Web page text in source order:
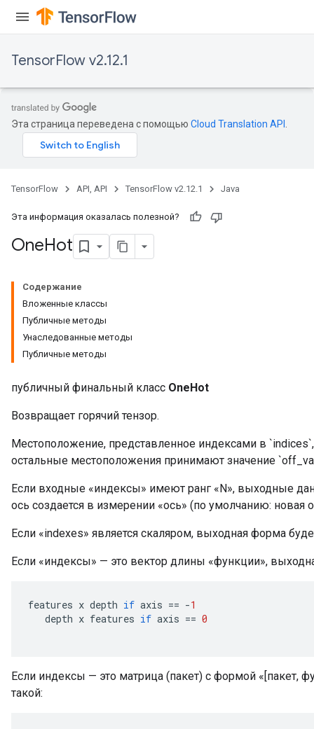
TensorFlow v2.12.1
Эта страница переведена с помощью Cloud Translation API
TensorFlow API, API TensorFlow v2.12.1 Java
Эта информация оказалась полезной?
OneHot
Содержание
Вложенные классы
Публичные методы
Унаследованные методы
Публичные методы
публичный финальный класс OneHot
Возвращает горячий тензор.
Местоположение, представленное индексами в
остальные местоположения принимают значение
Если входные «индексы» имеют ранг «N», выходные
ось создается в измерении «ось» (по умолчанию: новая
Если «indexes» является скаляром, выходная форма
Если «индексы» — это вектор длины «функции»,
features x depth if axis == -1
depth x features if axis == 0
Если индексы — это матрица (пакет) с формой «[пакет,
такой: